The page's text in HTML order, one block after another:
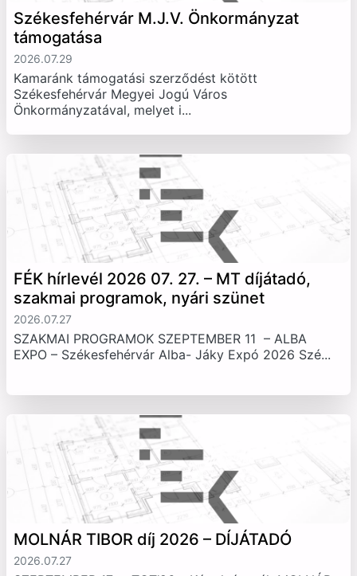
Székesfehérvár M.J.V. Önkormányzat
támogatása
2026.07.29
Kamaránk támogatási szerződést kötött
Székesfehérvár Megyei Jogú Város
Önkormányzatával, melyet i...
FÉK hírlevél 2026 07. 27. – MT díjátadó,
szakmai programok, nyári szünet
2026.07.27
SZAKMAI PROGRAMOK SZEPTEMBER 11 – ALBA
EXPO – Székesfehérvár Alba- Jáky Expó 2026 Szé...
MOLNÁR TIBOR díj 2026 – DÍJÁTADÓ
2026.07.27